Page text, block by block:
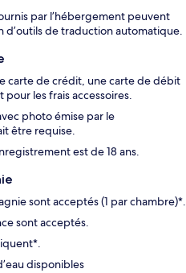
par l’hébergement peuvent
d’outils de traduction automatique.
carte de crédit, une carte de débit
les frais accessoires.
photo émise par le
être requise.
est de 18 ans.
sont acceptés (1 par chambre)*.
sont acceptés.
disponibles